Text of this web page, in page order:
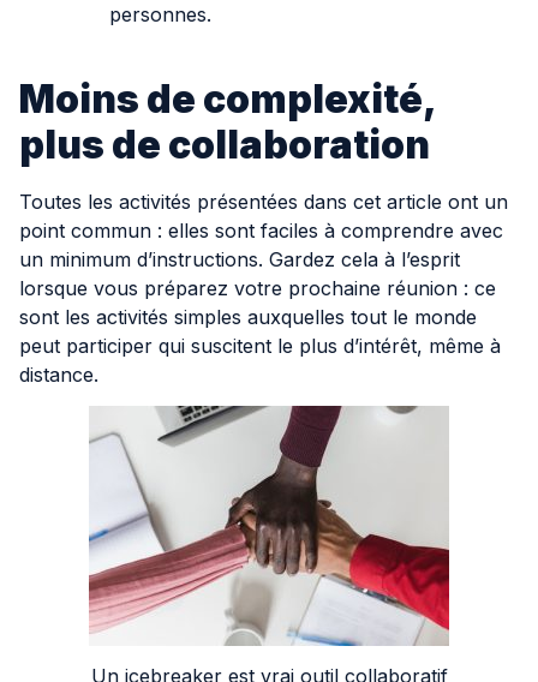
personnes.
Moins de complexité,
plus de collaboration
Toutes les activités présentées dans cet article ont un
point commun : elles sont faciles à comprendre avec
un minimum d’instructions. Gardez cela à l’esprit
lorsque vous préparez votre prochaine réunion : ce
sont les activités simples auxquelles tout le monde
peut participer qui suscitent le plus d’intérêt, même à
distance.
Un icebreaker est vrai outil collaboratif